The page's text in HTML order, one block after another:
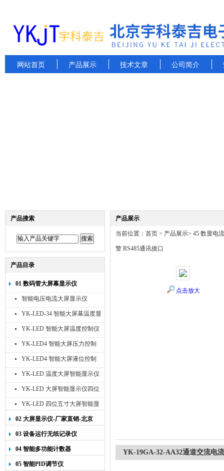
网站首页 产品展示 技术文章 公司简介
产品搜索
产品目录
01 数码管大屏幕显示仪
智能电压电流大屏显示仪
YK-LED-34 智能大屏幕温度显
示仪
YK-LED 智能大屏温度控制仪
YK-LED4 智能大屏压力控制
仪
YK-LED4 智能大屏液位控制
仪
YK-LED 温度大屏智能显示仪
四位十寸
YK-LED 大屏智能显示仪四位
八寸
YK-LED 四位五寸大屏智能显
示仪
02 大屏显示仪-厂家直销-北京
宇科泰吉
03 设备运行无纸记录仪
04 智能多功能计数器
05 智能PID调节仪
产品展示
当前位置： 首页 > 产品展示> 45 数显电
警 RS485通讯接口
点击放大
YK-19GA-32-AA32通道交流电